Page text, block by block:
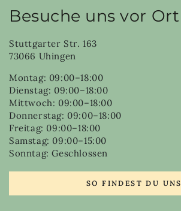
Besuche uns vor Ort
Stuttgarter Str. 163
73066 Uhingen
Montag: 09:00–18:00
Dienstag: 09:00–18:00
Mittwoch: 09:00–18:00
Donnerstag: 09:00–18:00
Freitag: 09:00–18:00
Samstag: 09:00–15:00
Sonntag: Geschlossen
SO FINDEST DU UNS